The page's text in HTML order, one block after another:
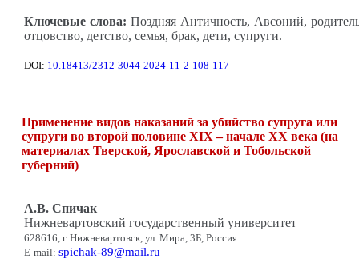
Ключевые слова: Поздняя Античность, Авсоний,
отцовство, детство, семья, брак, дети, супруги.
DOI: 10.18413/2312-3044-2024-11-2-108-117
Применение видов наказаний за убийство супруга или
супруги во второй половине XIX – начале XX века (на
материалах Тверской, Ярославской и Тобольской
губерний)
А.В. Спичак
Нижневартовский государственный университет
628616, г. Нижневартовск, ул. Мира, 3Б, Россия
E-mail: spichak-89@mail.ru